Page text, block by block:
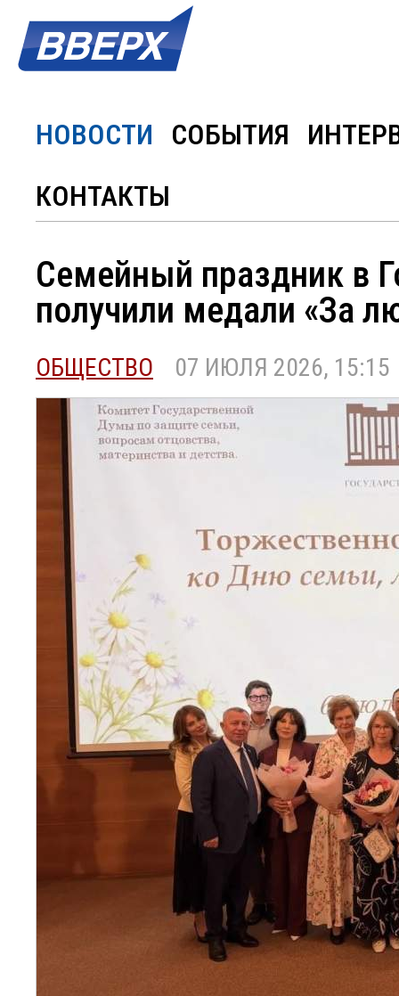
НОВОСТИ СОБЫТИЯ
КОНТАКТЫ
Семейный праздник в
получили медали «За
ОБЩЕСТВО 07 ИЮЛЯ 2026, 15:15